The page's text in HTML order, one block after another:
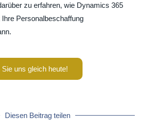
zu erfahren, wie Dynamics 365
Personalbeschaffung
uns gleich heute!
Diesen Beitrag teilen